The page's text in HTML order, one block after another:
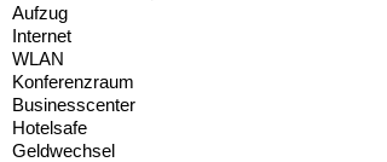
Aufzug
Internet
WLAN
Konferenzraum
Businesscenter
Hotelsafe
Geldwechsel